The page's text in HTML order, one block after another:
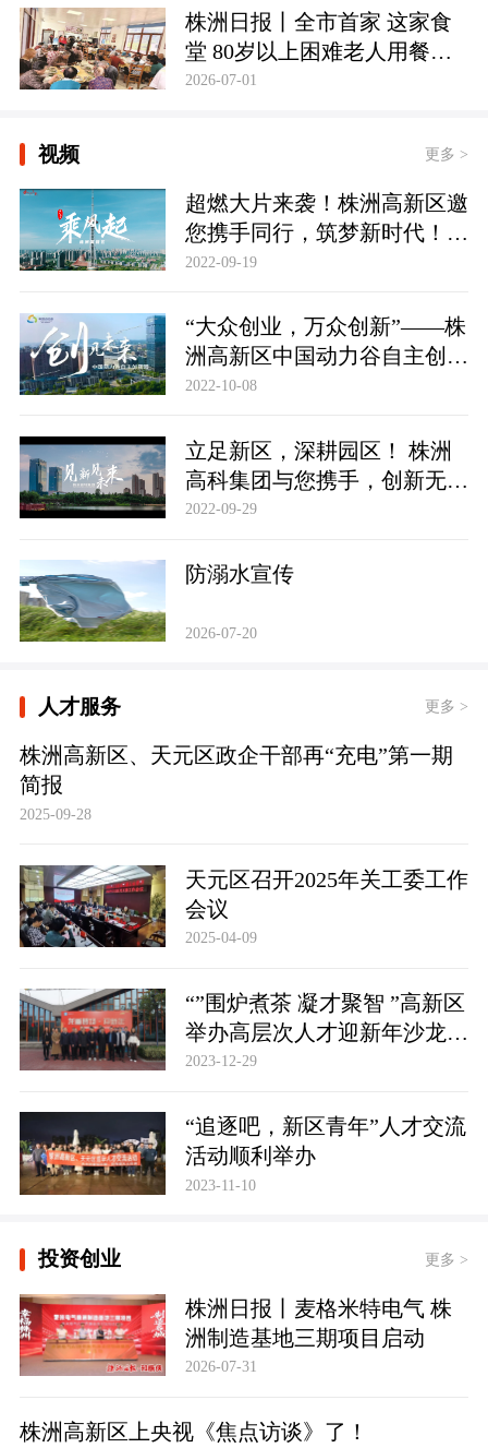
株洲日报丨全市首家 这家食
堂 80岁以上困难老人用餐免
费
2026-07-01
视频 更多 >
超燃大片来袭！株洲高新区邀
您携手同行，筑梦新时代！株
洲高新区招商形象宣传片《乘
2022-09-19
“大众创业，万众创新”——株
洲高新区中国动力谷自主创新
园，踏波而歌，逐浪前行。
2022-10-08
立足新区，深耕园区！ 株洲
高科集团与您携手，创新无
限，共建未来！
2022-09-29
防溺水宣传
2026-07-20
人才服务 更多 >
株洲高新区、天元区政企干部再“充电”第一期
简报
2025-09-28
天元区召开2025年关工委工作
会议
2025-04-09
“”围炉煮茶 凝才聚智 ”高新区
举办高层次人才迎新年沙龙活
动
2023-12-29
“追逐吧，新区青年”人才交流
活动顺利举办
2023-11-10
投资创业 更多 >
株洲日报丨麦格米特电气 株
洲制造基地三期项目启动
2026-07-31
株洲高新区上央视《焦点访谈》了！